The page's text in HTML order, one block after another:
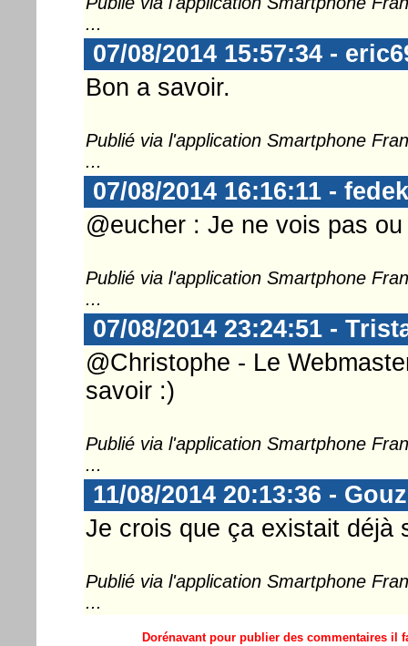
...
07/08/2014 15:57:34 -
Bon a savoir.
Publié via l'application Smartphone
...
07/08/2014 16:16:11 -
@eucher : Je ne vois pas
Publié via l'application Smartphone
...
07/08/2014 23:24:51 -
@Christophe - Le
savoir :)
Publié via l'application Smartphone
...
11/08/2014 20:13:36 -
Je crois que ça existait déjà
Publié via l'application Smartphone
...
Dorénavant pour publier des commentaires il